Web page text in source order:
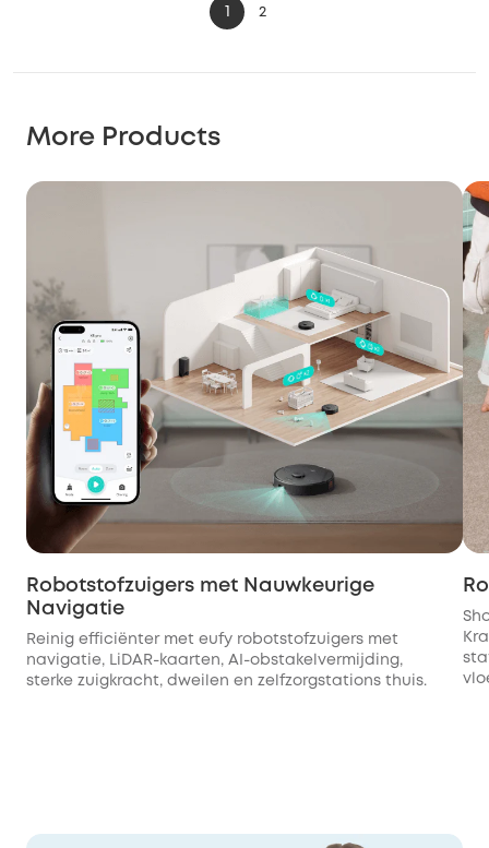
1 2
More Products
Robotstofzuigers met Nauwkeurige
Navigatie
Reinig efficiënter met eufy robotstofzuigers met
navigatie, LiDAR-kaarten, AI-obstakelvermijding,
sterke zuigkracht, dweilen en zelfzorgstations thuis.